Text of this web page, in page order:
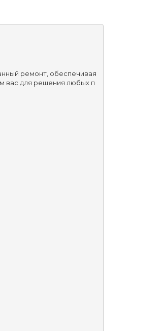
ремонт, обеспечивая
вас для решения любых п